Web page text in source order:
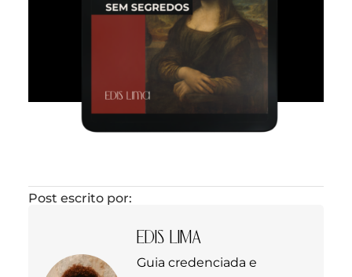
Post escrito por:
EDIS LIMA
Guia credenciada e